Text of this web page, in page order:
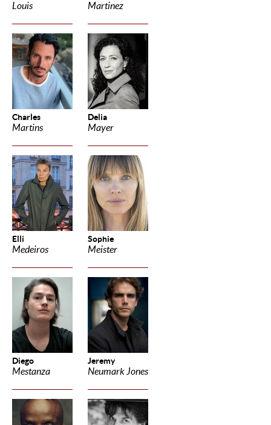
Louis Martinez
Charles
Martins
Delia
Mayer
Elli
Medeiros
Sophie
Meister
Diego
Mestanza
Jeremy
Neumark Jones